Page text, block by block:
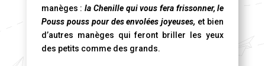
manèges :la Chenille qui vous fera frissonner, le
Pouss pouss pour des envolées joyeuses, et bien
d’autres manèges qui feront briller les yeux
des petits comme des grands.